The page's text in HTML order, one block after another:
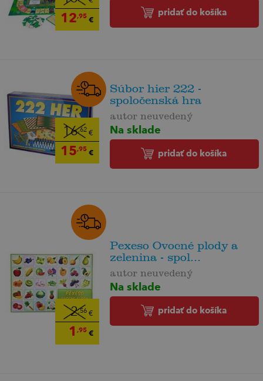
12,95€
pridať do košíka
16,62€
15,95€
Súbor hier 222 -
spoločenská hra
autor neuvedený
Na sklade
pridať do košíka
2,56€
1 ,95€
Pexeso Ovocné plody a
zelenina - spol...
autor neuvedený
Na sklade
pridať do košíka